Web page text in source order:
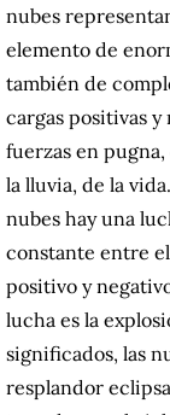
nubes
elemento de
también de
cargas positivas y
fuerzas en
la lluvia, de la
nubes hay una
constante entre
positivo y
lucha es la
significados, las
resplandor